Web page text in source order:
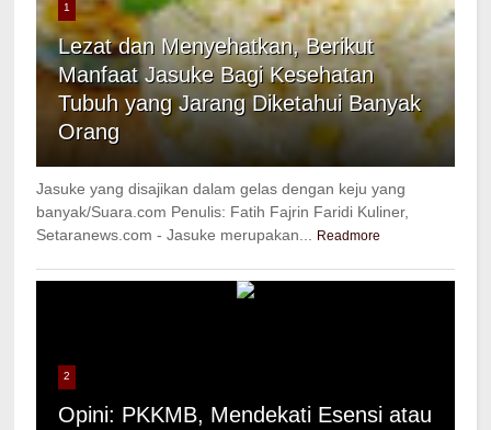
1
Lezat dan Menyehatkan, Berikut
Manfaat Jasuke Bagi Kesehatan
Tubuh yang Jarang Diketahui Banyak
Orang
Jasuke yang disajikan dalam gelas dengan keju yang
banyak/Suara.com Penulis: Fatih Fajrin Faridi Kuliner,
Setaranews.com - Jasuke merupakan...
Readmore
2
Opini: PKKMB, Mendekati Esensi atau